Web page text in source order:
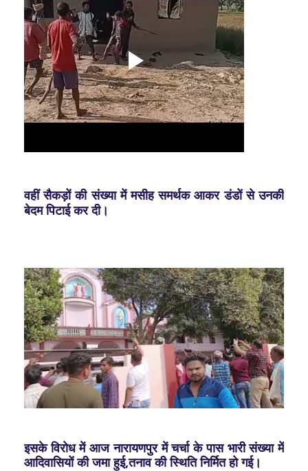
वहीं सैकड़ों की संख्या में मसीह समर्थक आकर डंडों से उनकी
बेदम पिटाई कर दी।
इसके विरोध में आज नारायणपुर में चर्चा के पास भारी संख्या में
आदिवासियों की जमा हुई,तनाव की स्थिति निर्मित हो गई।